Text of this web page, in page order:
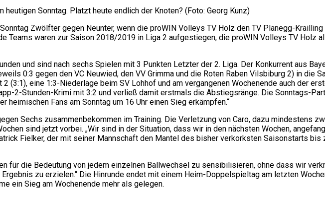
Sonntag. Platzt heute endlich der Knoten? (Foto: Georg Kunz)
Zwölfter gegen Neunter, wenn die proWIN Volleys TV Holz den TV Planegg-
Teams waren zur Saison 2018/2019 in Liga 2 aufgestiegen, die proWIN Volleys TV Holz
und sind nach sechs Spielen mit 3 Punkten Letzter der 2. Liga. Der Konkurrent aus
0:3 gegen den VC Neuwied, den VV Grimma und die Roten Raben Vilsbiburg 2) in die
(3:1), eine 1:3-Niederlage beim SV Lohhof und am vergangenen Wochenende auch der
2-Stunden-Krimi mit 3:2 und verließ damit erstmals die Abstiegsränge. Die Sonntags-
heimischen Fans am Sonntag um 16 Uhr einen Sieg erkämpfen.“
Sechs zusammenbekommen im Training. Die Verletzung von Caro, dazu mindestens
sind jetzt vorbei. „Wir sind in der Situation, dass wir in den nächsten Wochen,
Fielker, der mit seiner Mannschaft den Mantel des bisher verkorksten Saisonstarts
für die Bedeutung von jedem einzelnen Ballwechsel zu sensibilisieren, ohne dass wir
zu erzielen.“ Die Hinrunde endet mit einem Heim-Doppelspieltag am letzten
ein Sieg am Wochenende mehr als gelegen.